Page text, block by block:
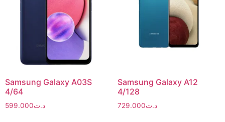
Samsung Galaxy A03S
4/64
د.ت599.000
Samsung Galaxy A12
4/128
د.ت729.000